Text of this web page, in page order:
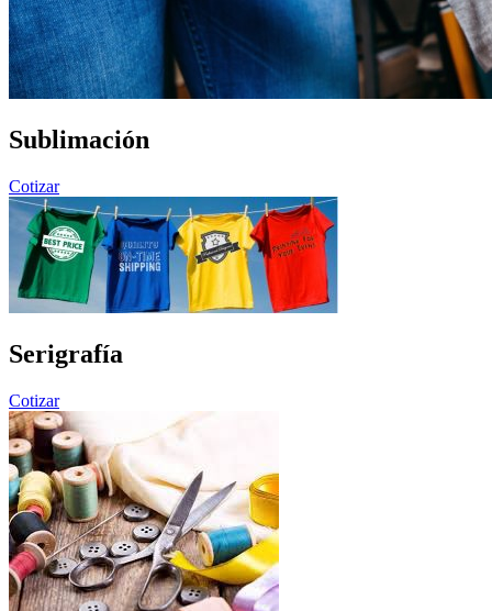
Sublimación
Cotizar
Serigrafía
Cotizar